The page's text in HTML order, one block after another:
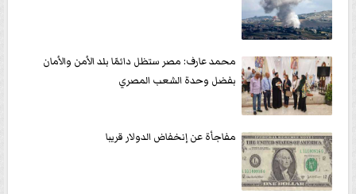
محمد عارف: مصر ستظل دائمًا بلد الأمن والأمان
بفضل وحدة الشعب المصري
مفاجأة عن إنخفاض الدولار قريبا